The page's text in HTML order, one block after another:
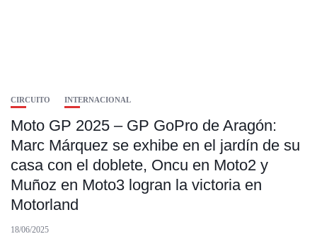
CIRCUITO INTERNACIONAL
Moto GP 2025 – GP GoPro de Aragón:
Marc Márquez se exhibe en el jardín de su
casa con el doblete, Oncu en Moto2 y
Muñoz en Moto3 logran la victoria en
Motorland
18/06/2025